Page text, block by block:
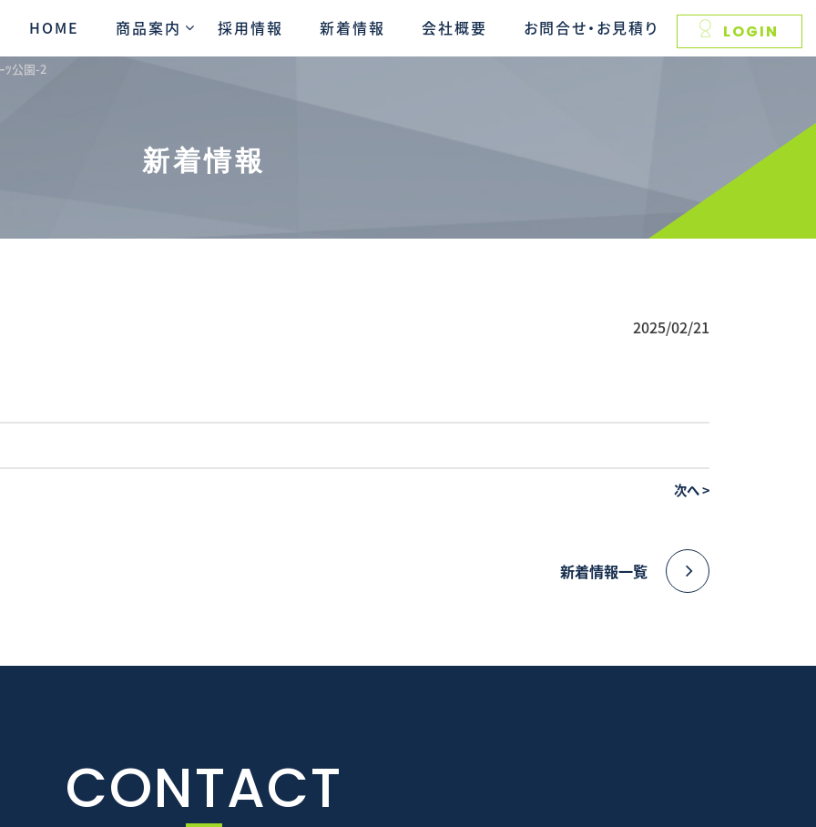
HOME 商品案内 採用情報 新着情報 会社概要 お問合せ・お見積り LOGIN
ﾂ公園-2
新着情報
2025/02/21
次へ>
新着情報一覧
CONTACT